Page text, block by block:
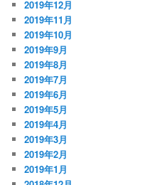
2019年12月
2019年11月
2019年10月
2019年9月
2019年8月
2019年7月
2019年6月
2019年5月
2019年4月
2019年3月
2019年2月
2019年1月